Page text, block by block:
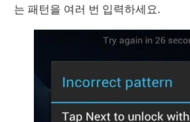
는 패턴을 여러 번 입력하세요.